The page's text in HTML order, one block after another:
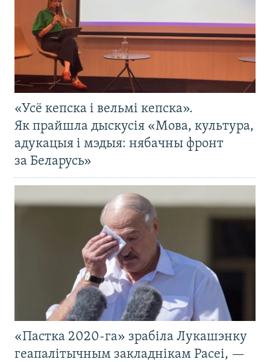
«Усё кепска і вельмі кепска».
Як прайшла дыскусія «Мова, культура,
адукацыя і мэдыя: нябачны фронт
за Беларусь»
«Пастка 2020-га» зрабіла Лукашэнку
геапалітычным закладнікам Расеі, —